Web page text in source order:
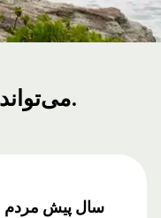
می‌تواند درختان را بشکند.